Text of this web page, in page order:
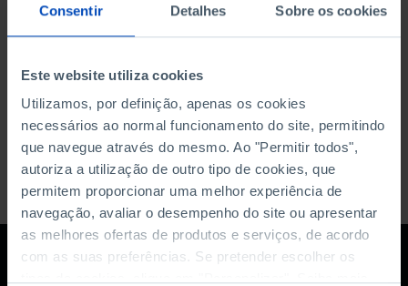
Consentir Detalhes Sobre os cookies
Este website utiliza cookies
Utilizamos, por definição, apenas os cookies
necessários ao normal funcionamento do site, permitindo
que navegue através do mesmo. Ao "Permitir todos",
autoriza a utilização de outro tipo de cookies, que
permitem proporcionar uma melhor experiência de
navegação, avaliar o desempenho do site ou apresentar
as melhores ofertas de produtos e serviços, de acordo
com as suas preferências. Se pretender escolher os
DATA DE FIM